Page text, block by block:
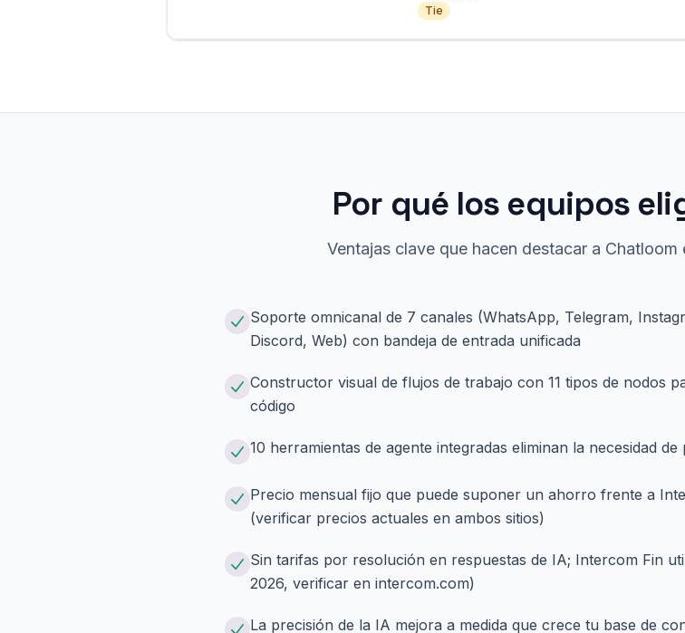
Tie
Por qué los equipos
Ventajas clave que hacen destacar a
Soporte omnicanal de 7 canales (WhatsApp, Telegram,
Discord, Web) con bandeja de entrada unificada
Constructor visual de flujos de trabajo con 11 tipos de nodos
código
10 herramientas de agente integradas eliminan la necesidad
Precio mensual fijo que puede suponer un ahorro frente a
(verificar precios actuales en ambos sitios)
Sin tarifas por resolución en respuestas de IA; Intercom Fin
2026, verificar en intercom.com)
La precisión de la IA mejora a medida que crece tu base de